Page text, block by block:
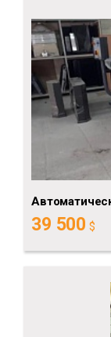
39 500 $